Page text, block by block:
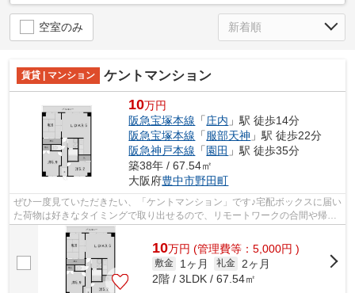
空室のみ
賃貸 | マンション ケントマンション
10万円
阪急宝塚本線 「庄内 」駅 徒歩14分
阪急宝塚本線 「服部天神 」駅 徒歩22分
阪急神戸本線 「園田 」駅 徒歩35分
築38年 / 67.54㎡
大阪府豊中市野田町
ぜひ一度見ていただきたい、「ケントマンション」です♪宅配ボックスに届い
た荷物は好きなタイミングで取り出せるので、リモートワークの合間や帰宅
ついでなど都合のいい時間に荷物を受...
10万円 (管理費等：5,000円 )
敷金 1ヶ月 礼金
2ヶ月
2階 / 3LDK / 67.54㎡